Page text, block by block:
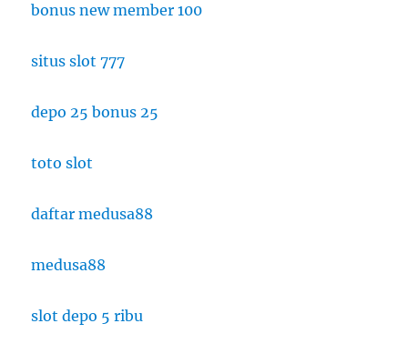
bonus new member 100
situs slot 777
depo 25 bonus 25
toto slot
daftar medusa88
medusa88
slot depo 5 ribu